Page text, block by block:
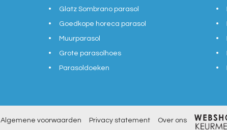
Glatz Sombrano parasol
Goedkope horeca parasol
Muurparasol
Grote parasolhoes
Parasoldoeken
Algemene voorwaarden Privacy statement Over ons